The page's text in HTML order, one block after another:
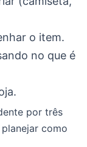
o item.
no que é
por três
como